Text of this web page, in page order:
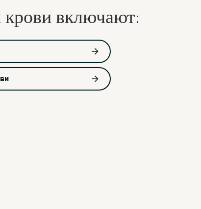
крови включают: